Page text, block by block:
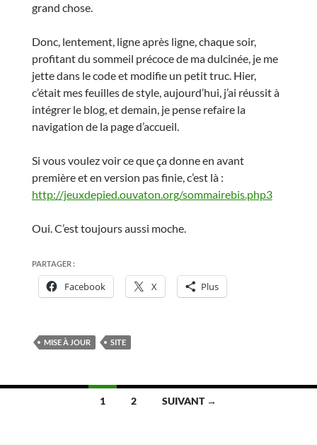
grand chose.
Donc, lentement, ligne après ligne, chaque soir,
profitant du sommeil précoce de ma dulcinée, je me
jette dans le code et modifie un petit truc. Hier,
c’était mes feuilles de style, aujourd’hui, j’ai réussit à
intégrer le blog, et demain, je pense refaire la
navigation de la page d’accueil.
Si vous voulez voir ce que ça donne en avant
première et en version pas finie, c’est là :
http://jeuxdepied.ouvaton.org/sommairebis.php3
Oui. C’est toujours aussi moche.
PARTAGER :
Facebook X Plus
MISE À JOUR SITE
1 2 SUIVANT →